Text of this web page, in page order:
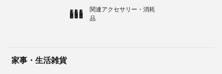
関連アクセサリー・消耗
品
家事・生活雑貨